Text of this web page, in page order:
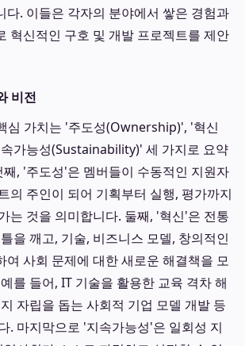
다. 이들은 각자의 분야에서 쌓은 경험과
혁신적인 구호 및 개발 프로젝트를 제안
비전
심 가치는 '주도성(Ownership)', '혁신
가능성(Sustainability)' 세 가지로 요약
째, '주도성'은 멤버들이 수동적인 지원자
의 주인이 되어 기획부터 실행, 평가까지
는 것을 의미합니다. 둘째, '혁신'은 전통
을 깨고, 기술, 비즈니스 모델, 창의적인
여 사회 문제에 대한 새로운 해결책을 모
를 들어, IT 기술을 활용한 교육 격차 해
자립을 돕는 사회적 기업 모델 개발 등
. 마지막으로 '지속가능성'은 일회성 지